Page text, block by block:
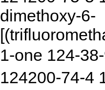
dimethoxy-6-
1-one 124-
124200-74-4